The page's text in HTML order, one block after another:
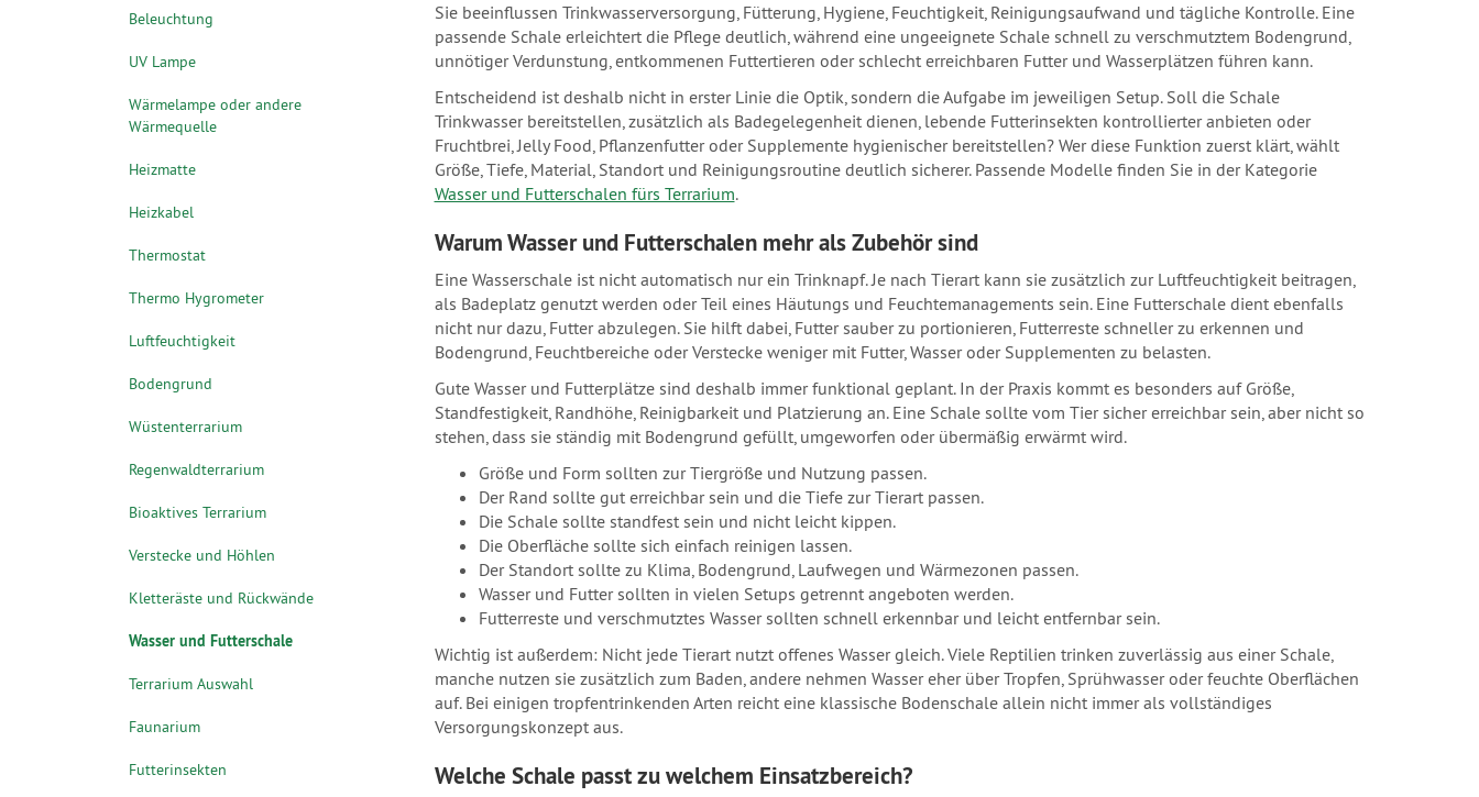
Sie beeinflussen Trinkwasserversorgung, Fütterung, Hygiene, Feuchtigkeit, Reinigungsaufwand und tägliche Kontrolle. Eine
passende Schale erleichtert die Pflege deutlich, während eine ungeeignete Schale schnell zu verschmutztem Bodengrund,
unnötiger Verdunstung, entkommenen Futtertieren oder schlecht erreichbaren Futter und Wasserplätzen führen kann.
Entscheidend ist deshalb nicht in erster Linie die Optik, sondern die Aufgabe im jeweiligen Setup. Soll die Schale
Trinkwasser bereitstellen, zusätzlich als Badegelegenheit dienen, lebende Futterinsekten kontrollierter anbieten oder
Fruchtbrei, Jelly Food, Pflanzenfutter oder Supplemente hygienischer bereitstellen? Wer diese Funktion zuerst klärt, wählt
Größe, Tiefe, Material, Standort und Reinigungsroutine deutlich sicherer. Passende Modelle finden Sie in der Kategorie
Wasser und Futterschalen fürs Terrarium.
Warum Wasser und Futterschalen mehr als Zubehör sind
Eine Wasserschale ist nicht automatisch nur ein Trinknapf. Je nach Tierart kann sie zusätzlich zur Luftfeuchtigkeit beitragen,
als Badeplatz genutzt werden oder Teil eines Häutungs und Feuchtemanagements sein. Eine Futterschale dient ebenfalls
nicht nur dazu, Futter abzulegen. Sie hilft dabei, Futter sauber zu portionieren, Futterreste schneller zu erkennen und
Bodengrund, Feuchtbereiche oder Verstecke weniger mit Futter, Wasser oder Supplementen zu belasten.
Gute Wasser und Futterplätze sind deshalb immer funktional geplant. In der Praxis kommt es besonders auf Größe,
Standfestigkeit, Randhöhe, Reinigbarkeit und Platzierung an. Eine Schale sollte vom Tier sicher erreichbar sein, aber nicht so
stehen, dass sie ständig mit Bodengrund gefüllt, umgeworfen oder übermäßig erwärmt wird.
Größe und Form sollten zur Tiergröße und Nutzung passen.
Der Rand sollte gut erreichbar sein und die Tiefe zur Tierart passen.
Die Schale sollte standfest sein und nicht leicht kippen.
Die Oberfläche sollte sich einfach reinigen lassen.
Der Standort sollte zu Klima, Bodengrund, Laufwegen und Wärmezonen passen.
Wasser und Futter sollten in vielen Setups getrennt angeboten werden.
Futterreste und verschmutztes Wasser sollten schnell erkennbar und leicht entfernbar sein.
Wichtig ist außerdem: Nicht jede Tierart nutzt offenes Wasser gleich. Viele Reptilien trinken zuverlässig aus einer Schale,
manche nutzen sie zusätzlich zum Baden, andere nehmen Wasser eher über Tropfen, Sprühwasser oder feuchte Oberflächen
auf. Bei einigen tropfentrinkenden Arten reicht eine klassische Bodenschale allein nicht immer als vollständiges
Versorgungskonzept aus.
Welche Schale passt zu welchem Einsatzbereich?
Beleuchtung
UV Lampe
Wärmelampe oder andere
Wärmequelle
Heizmatte
Heizkabel
Thermostat
Thermo Hygrometer
Luftfeuchtigkeit
Bodengrund
Wüstenterrarium
Regenwaldterrarium
Bioaktives Terrarium
Verstecke und Höhlen
Kletteräste und Rückwände
Wasser und Futterschale
Terrarium Auswahl
Faunarium
Futterinsekten